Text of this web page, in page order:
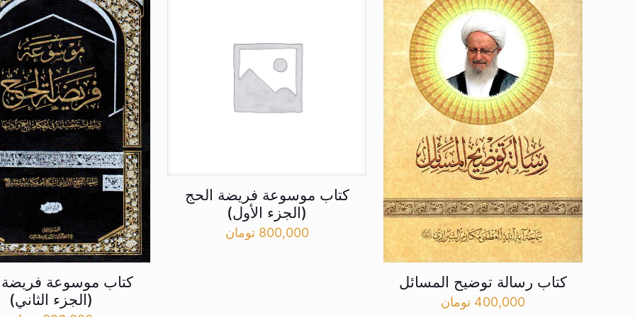
کتاب رسالة توضیح المسائل
400,000 تومان
کتاب موسوعة فریضة الحج
(الجزء الأول)
800,000 تومان
کتاب موسوعة فریضة
(الجزء الثاني)